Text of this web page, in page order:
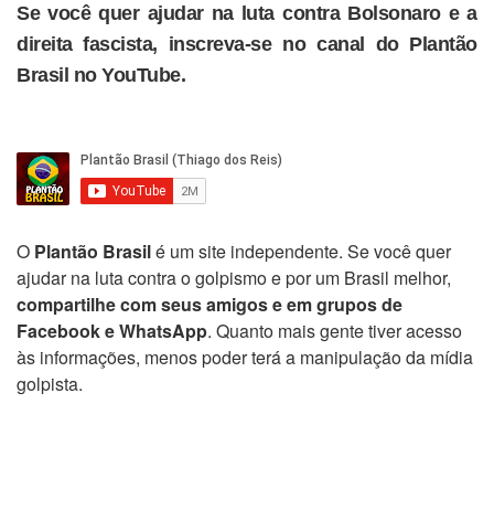
Se você quer ajudar na luta contra Bolsonaro e a
direita fascista, inscreva-se no canal do Plantão
Brasil no YouTube.
O Plantão Brasilé um site independente. Se você quer
ajudar na luta contra o golpismo e por um Brasil melhor,
compartilhe com seus amigos e em grupos de
Facebook e WhatsApp. Quanto mais gente tiver acesso
às informações, menos poder terá a manipulação da mídia
golpista.